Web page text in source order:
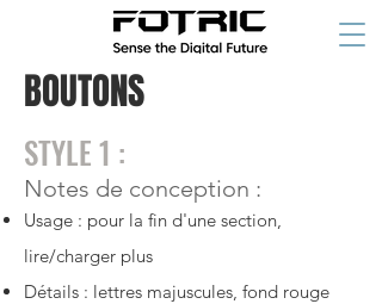
BOUTONS
STYLE 1 :
Notes de conception :
Usage : pour la fin d'une section,
lire/charger plus
Détails : lettres majuscules, fond rouge